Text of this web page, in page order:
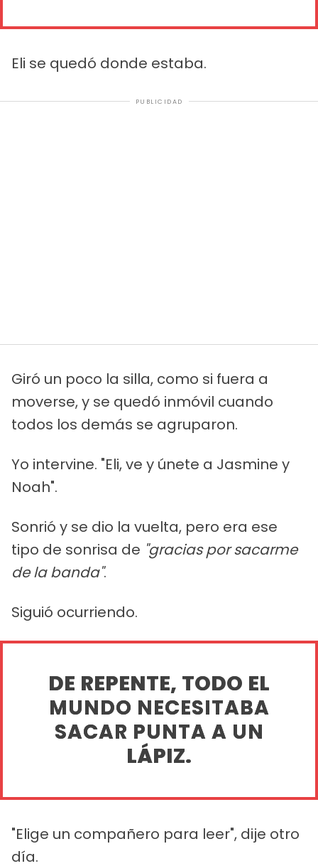
Eli se quedó donde estaba.
PUBLICIDAD
Giró un poco la silla, como si fuera a
moverse, y se quedó inmóvil cuando
todos los demás se agruparon.
Yo intervine. "Eli, ve y únete a Jasmine y
Noah".
Sonrió y se dio la vuelta, pero era ese
tipo de sonrisa de "gracias por sacarme
de la banda".
Siguió ocurriendo.
DE REPENTE, TODO EL
MUNDO NECESITABA
SACAR PUNTA A UN
LÁPIZ.
"Elige un compañero para leer", dije otro
día.